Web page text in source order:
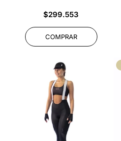
Precio
$299.553
COMPRAR